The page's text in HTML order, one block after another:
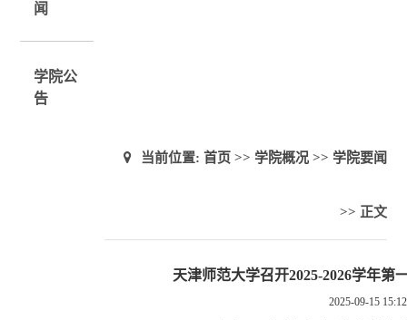
闻
学院公
告
当前位置: 首页 >> 学院概况>> 学院要闻
>> 正文
天津师范大学召开2025-2026学年第
2025-09-15 15:12